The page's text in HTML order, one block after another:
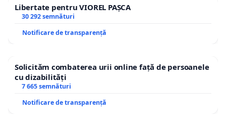
Libertate pentru VIOREL PAȘCA
30 292 semnături
Notificare de transparență
Solicităm combaterea urii online față de persoanele
cu dizabilități
7 665 semnături
Notificare de transparență